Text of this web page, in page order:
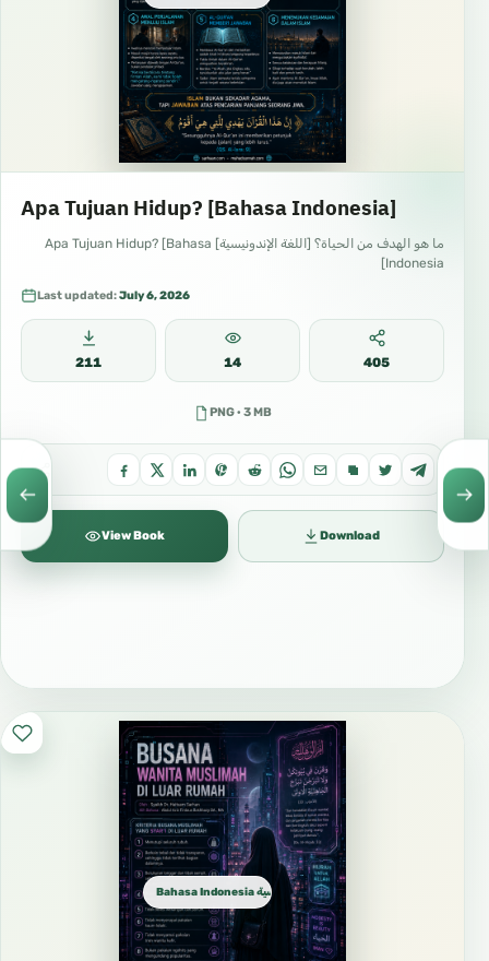
Apa Tujuan Hidup? [Bahasa Indonesia]
ما هو الهدف من الحياة؟ [اللغة الإندونيسية] Apa Tujuan Hidup? [Bahasa
Indonesia]
Last updated:July 6, 2026
211 14 405
PNG · 3 MB
View Book Download
Bahasa Indonesia الإندونيسية